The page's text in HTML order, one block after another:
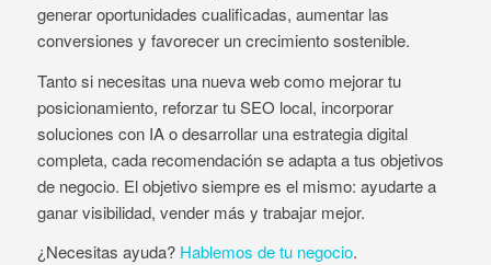
generar oportunidades cualificadas, aumentar las
conversiones y favorecer un crecimiento sostenible.
Tanto si necesitas una nueva web como mejorar tu
posicionamiento, reforzar tu SEO local, incorporar
soluciones con IA o desarrollar una estrategia digital
completa, cada recomendación se adapta a tus objetivos
de negocio. El objetivo siempre es el mismo: ayudarte a
ganar visibilidad, vender más y trabajar mejor.
¿Necesitas ayuda? Hablemos de tu negocio.